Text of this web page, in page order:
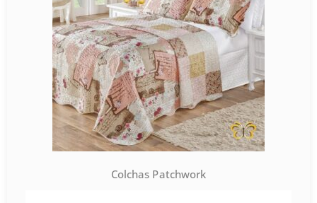
Colchas Patchwork